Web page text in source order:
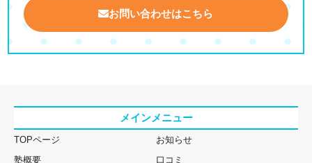
お問い合わせはこちら
メインメニュー
TOPページ
お知らせ
塾概要
口コミ